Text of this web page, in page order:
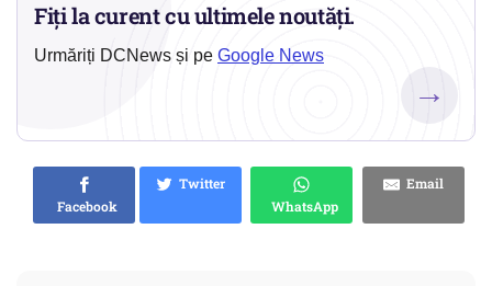
Fiți la curent cu ultimele noutăți.
Urmăriți DCNews și pe Google News
→
Facebook
Twitter
WhatsApp
Email